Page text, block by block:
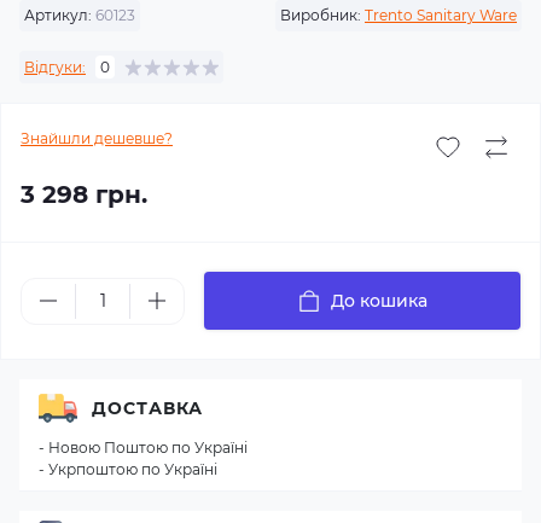
Артикул: 60123 Виробник: Trento Sanitary Ware
Відгуки: 0
Знайшли дешевше?
3 298 грн.
До кошика
ДОСТАВКА
- Новою Поштою по Україні
- Укрпоштою по Україні